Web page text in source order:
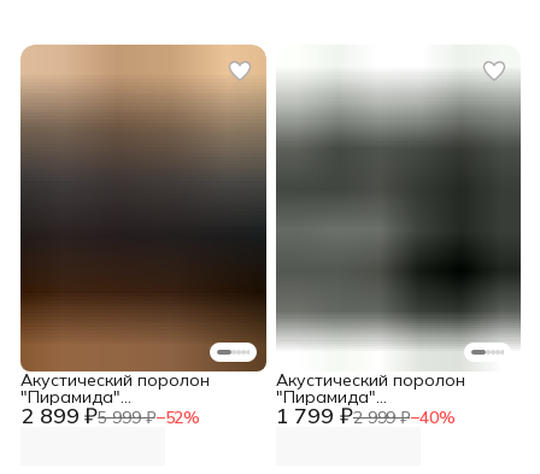
2 899 ₽5 999 ₽−52%
Акустический поролон
"Пирамида"
2000х1000х115мм черный 1 799 ₽2 999 ₽−40%
Акустический поролон
"Пирамида"
2000х1000х65мм черный